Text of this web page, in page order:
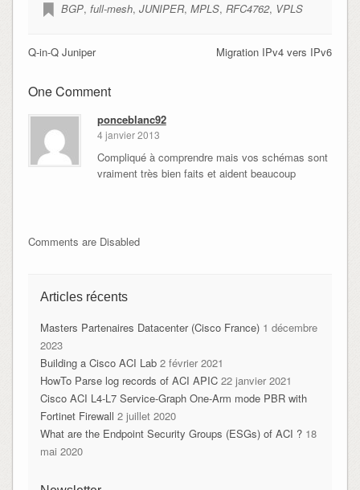
BGP, full-mesh, JUNIPER, MPLS, RFC4762, VPLS
Migration IPv4 vers IPv6
Q-in-Q Juniper
One Comment
ponceblanc92
4 janvier 2013
Compliqué à comprendre mais vos schémas sont
vraiment très bien faits et aident beaucoup
Comments are Disabled
Articles récents
Masters Partenaires Datacenter (Cisco France) 1 décembre
2023
Building a Cisco ACI Lab 2 février 2021
HowTo Parse log records of ACI APIC 22 janvier 2021
Cisco ACI L4-L7 Service-Graph One-Arm mode PBR with
Fortinet Firewall 2 juillet 2020
What are the Endpoint Security Groups (ESGs) of ACI ? 18
mai 2020